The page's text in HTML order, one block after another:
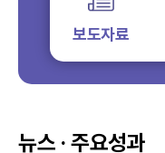
보도자료
뉴스 · 주요성과